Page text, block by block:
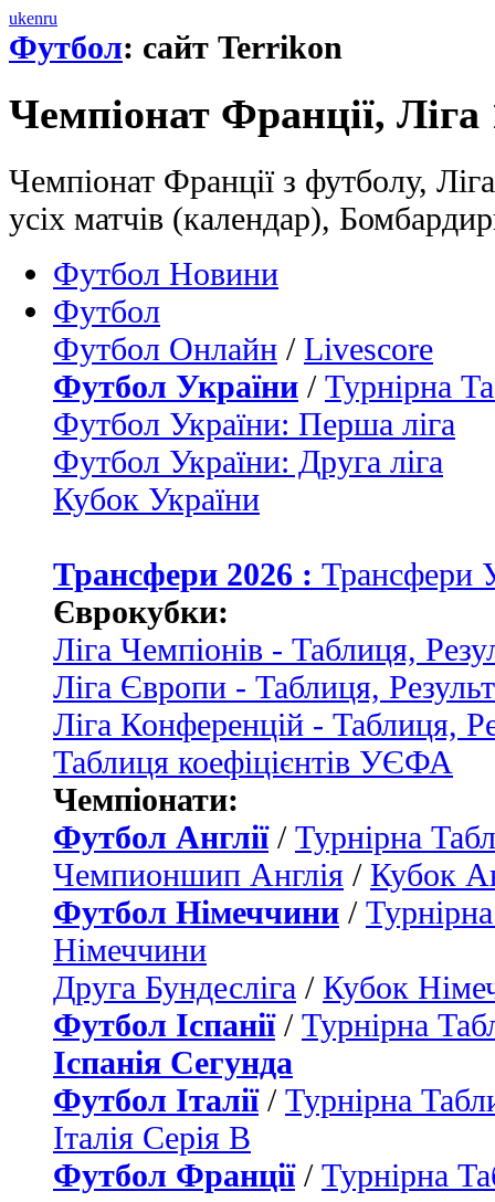
ukenru
Футбол: сайт Terrikon
Чемпіонат Франції, Ліга
Чемпіонат Франції з футболу,
усіх матчів (календар),
Футбол Новини
Футбол
Футбол Онлайн / Livescore
Футбол України / Турнірна
Футбол України: Перша ліга
Футбол України: Друга ліга
Кубок України
Трансфери 2026 : Трансфери
Єврокубки:
Ліга Чемпіонів - Таблиця,
Ліга Європи - Таблиця,
Ліга Конференцій - Таблиця,
Таблиця коефіцієнтів УЄФА
Чемпіонати:
Футбол Англії/ Турнірна
Чемпионшип Англія / Кубок
Футбол Німеччини /
Німеччини
Друга Бундесліга / Кубок
Футбол Іспанії/ Турнірна
Іспанія Сегунда
Футбол Італії/ Турнірна
Італія Серія B
Футбол Франції/ Турнірна